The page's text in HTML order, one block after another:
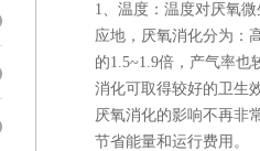
1、温度：温度对厌氧
应地，厌氧消化分为：
的1.5~1.9倍，产气率
消化可取得较好的卫生
厌氧消化的影响不再非
节省能量和运行费用。